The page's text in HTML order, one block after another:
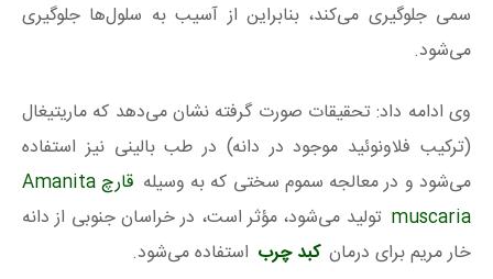
سمی جلوگیری می‌کند، بنابراین از آسیب به سلول‌ها جلوگیری
می‌شود.
وی ادامه داد: تحقیقات صورت گرفته‌ نشان می‌دهد که ماریتیغال
(ترکیب فلاونوئید موجود در دانه) در طب بالینی نیز استفاده
می‌شود و در معالجه سموم سختی که به‌ وسیله
قارچ Amanita
muscaria تولید می‌شود، مؤثر است، در خراسان جنوبی از دانه
خار مریم برای درمان کبد چرب استفاده می‌شود.